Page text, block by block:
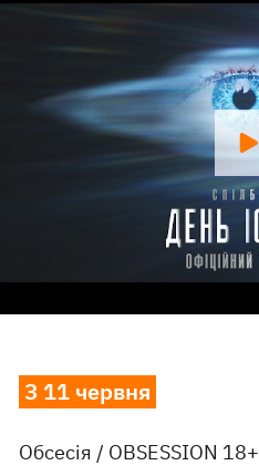
З 11 червня
Обсесія / OBSESSION 18+